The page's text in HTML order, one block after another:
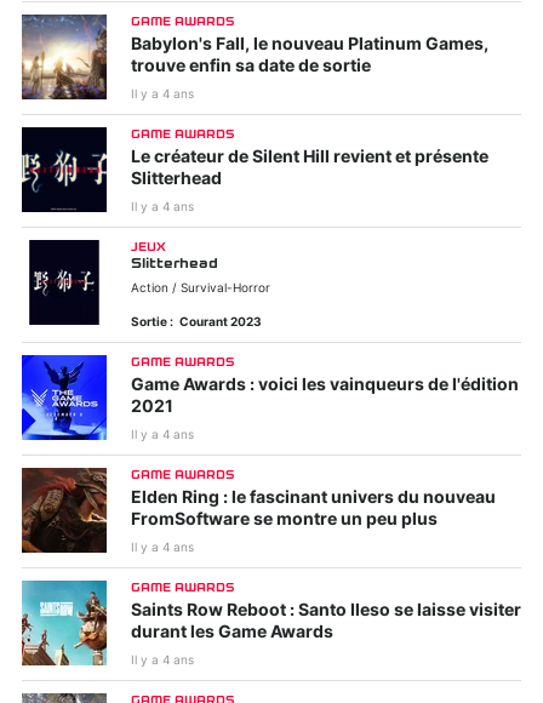
GAME AWARDS
Babylon's Fall, le nouveau Platinum Games,
trouve enfin sa date de sortie
Il y a 4 ans
GAME AWARDS
Le créateur de Silent Hill revient et présente
Slitterhead
Il y a 4 ans
JEUX
Slitterhead
Action / Survival-Horror
Sortie : Courant 2023
GAME AWARDS
Game Awards : voici les vainqueurs de l'édition
2021
Il y a 4 ans
GAME AWARDS
Elden Ring : le fascinant univers du nouveau
FromSoftware se montre un peu plus
Il y a 4 ans
GAME AWARDS
Saints Row Reboot : Santo Ileso se laisse visiter
durant les Game Awards
Il y a 4 ans
GAME AWARDS